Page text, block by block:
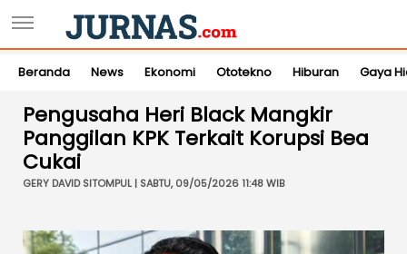
Beranda News Ekonomi Ototekno Hiburan Gaya
Pengusaha Heri Black Mangkir
Panggilan KPK Terkait Korupsi Bea
Cukai
GERY DAVID SITOMPUL | SABTU, 09/05/2026 11:48 WIB